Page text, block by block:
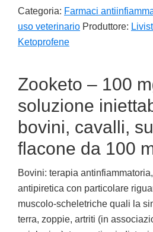
Categoria: Farmaci
uso veterinario Produttore:
Ketoprofene
Zooketo – 100
soluzione
bovini, cavalli,
flacone da 100
Bovini: terapia
antipiretica con particolare
muscolo-scheletriche quali la
terra, zoppie, artriti (in